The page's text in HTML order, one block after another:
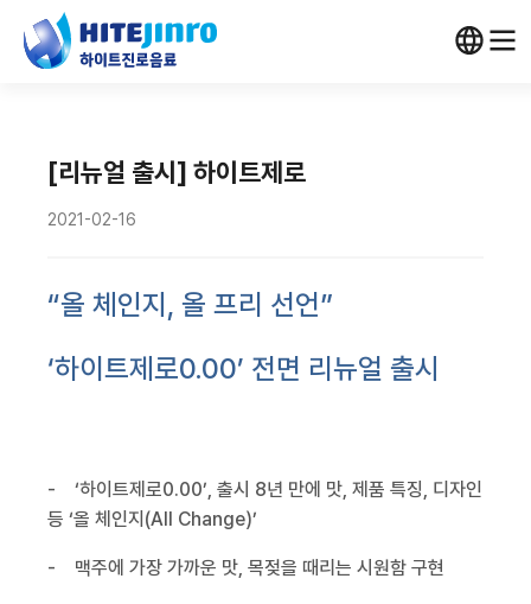
[리뉴얼 출시] 하이트제로
2021-02-16
“올 체인지 , 올 프리 선언”
‘하이트제로0.00’ 전면 리뉴얼 출시
- ‘하이트제로0.00’, 출시 8년 만에 맛, 제품 특징, 디자인
등 ‘올 체인지 (All Change)’
- 맥주에 가장 가까운 맛, 목젖을 때리는 시원함 구현